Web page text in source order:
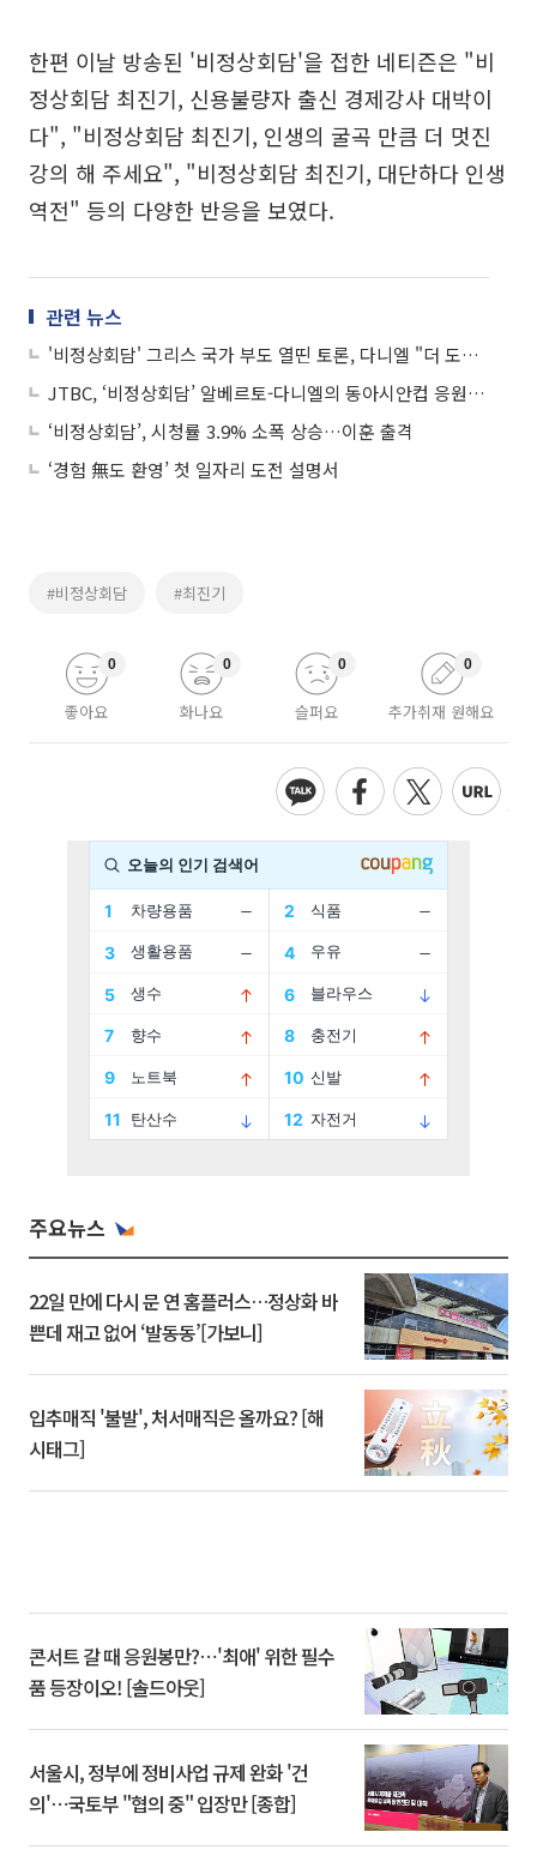
한편 이날 방송된 '비정상회담'을 접한 네티즌은 "비
정상회담 최진기, 신용불량자 출신 경제강사 대박이
다", "비정상회담 최진기, 인생의 굴곡 만큼 더 멋진
강의 해 주세요", "비정상회담 최진기, 대단하다 인생
역전" 등의 다양한 반응을 보였다.
관련 뉴스
'비정상회담' 그리스 국가 부도 열띤 토론, 다니엘 "더 도와주면 독일 위험해"
JTBC, ‘비정상회담’ 알베르토-다니엘의 동아시안컵 응원영상 공개
‘비정상회담’, 시청률 3.9% 소폭 상승…이훈 출격
‘경험 無도 환영’ 첫 일자리 도전 설명서
#비정상회담 #최진기
좋아요
0
화나요
0
슬퍼요
0
추가취재 원해요
0
주요뉴스
22일 만에 다시 문 연 홈플러스…정상화 바
쁜데 재고 없어 ‘발동동’[가보니]
입추매직 '불발', 처서매직은 올까요? [해
시태그]
콘서트 갈 때 응원봉만?⋯'최애' 위한 필수
품 등장이오! [솔드아웃]
서울시, 정부에 정비사업 규제 완화 '건
의'⋯국토부 "협의 중" 입장만 [종합]